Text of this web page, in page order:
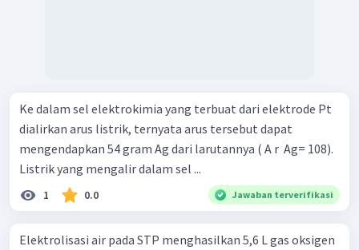
Ke dalam sel elektrokimia yang terbuat dari elektrode Pt
dialirkan arus listrik, ternyata arus tersebut dapat
mengendapkan 54 gram Ag dari larutannya ( A r ​ Ag= 108).
Listrik yang mengalir dalam sel ...
1 0.0 Jawaban terverifikasi
Elektrolisasi air pada STP menghasilkan 5,6 L gas oksigen